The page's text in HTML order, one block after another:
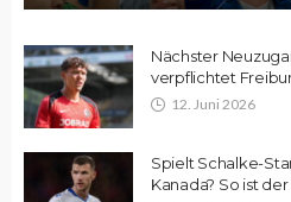
Nächster
verpflichtet
12. Juni 2026
Spielt Schalke-
Kanada? So ist